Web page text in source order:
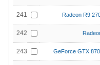
241 Radeon R9
242
243 GeForce GTX